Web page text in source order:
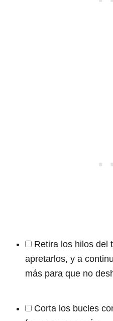
Retira los hilos del
apretarlos, y a
más para que no
Corta los bucles